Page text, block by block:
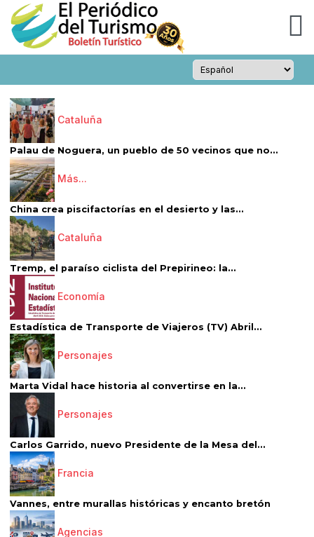
Cataluña
Palau de Noguera, un pueblo de 50 vecinos que no...
Más...
China crea piscifactorías en el desierto y las...
Cataluña
Tremp, el paraíso ciclista del Prepirineo: la...
Economía
Estadística de Transporte de Viajeros (TV) Abril...
Personajes
Marta Vidal hace historia al convertirse en la...
Personajes
Carlos Garrido, nuevo Presidente de la Mesa del...
Francia
Vannes, entre murallas históricas y encanto bretón
Agencias